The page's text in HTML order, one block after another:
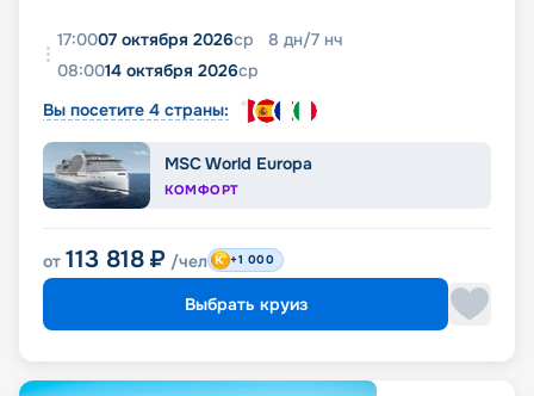
17:0007 октября 2026ср 8 дн/7 нч
08:0014 октября 2026ср
Вы посетите 4 страны:
MSC World Europa
КОМФОРТ
от 113 818 ₽ /чел +1 000
Выбрать круиз